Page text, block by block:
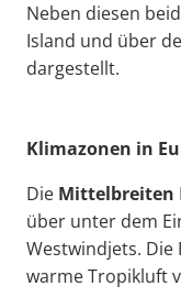
Neben diesen
Island und über
dargestellt.
Klimazonen in
Die Mittelbreiten
über unter dem
Westwindjets.
warme Tropikluft